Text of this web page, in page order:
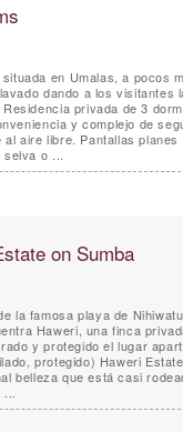
situada en Umalas, a pocos
dando a los visitantes
privada de 3
de seguridad. Las tres suites de la villa
al aire libre. Pantallas
o ...
on Sumba
la famosa playa de
Haweri, una finca
y protegido el lugar
protegido) Haweri
belleza que está casi